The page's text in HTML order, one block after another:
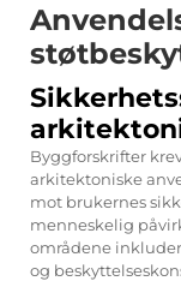
Byggforskrifter
arkitektoniske
mot brukernes
menneskelig
områdene
og